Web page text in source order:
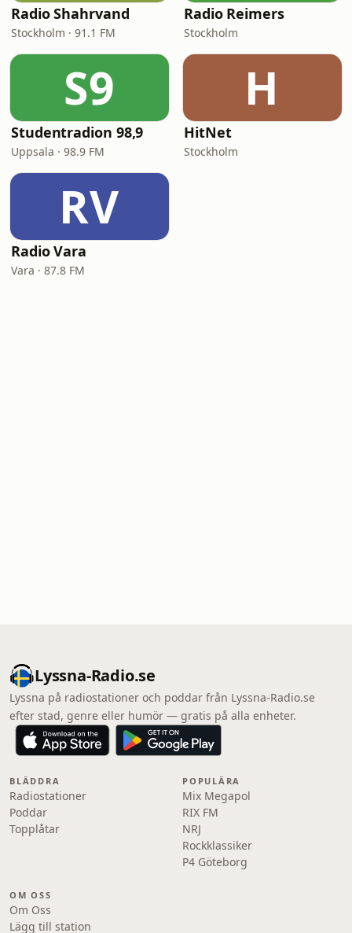
Radio Shahrvand
Stockholm · 91.1 FM
Radio Reimers
Stockholm
S9
Studentradion 98,9
Uppsala · 98.9 FM
H
HitNet
Stockholm
RV
Radio Vara
Vara · 87.8 FM
Lyssna-Radio.se
Lyssna på radiostationer och poddar från Lyssna-Radio.se
efter stad, genre eller humör — gratis på alla enheter.
BLÄDDRA
Radiostationer
Poddar
Topplåtar
POPULÄRA
Mix Megapol
RIX FM
NRJ
Rockklassiker
P4 Göteborg
OM OSS
Om Oss
Lägg till station